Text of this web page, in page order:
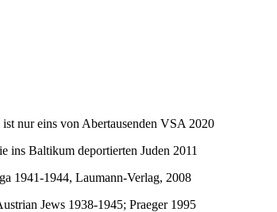
nur eins von Abertausenden VSA 2020
ins Baltikum deportierten Juden 2011
1941-1944, Laumann-Verlag, 2008
Jews 1938-1945; Praeger 1995